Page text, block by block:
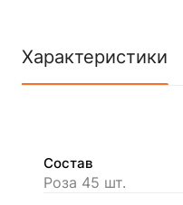
Характеристики
Состав
Роза 45 шт.